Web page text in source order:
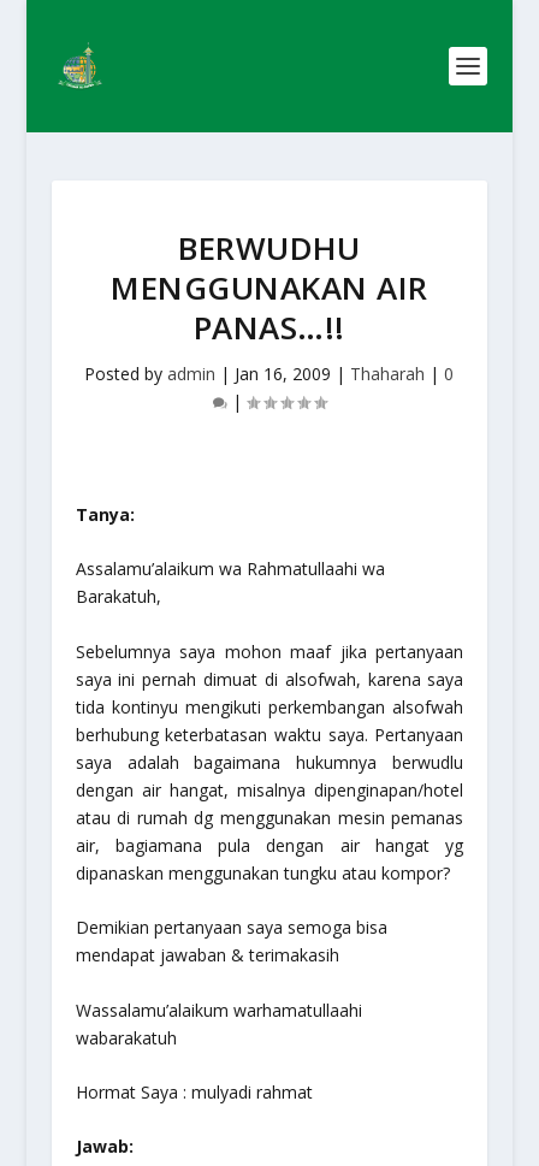
BERWUDHU
MENGGUNAKAN AIR
PANAS…!!
Posted byadmin | Jan 16, 2009 | Thaharah |0
|
Tanya:
Assalamu’alaikum wa Rahmatullaahi wa
Barakatuh,
Sebelumnya saya mohon maaf jika pertanyaan
saya ini pernah dimuat di alsofwah, karena saya
tida kontinyu mengikuti perkembangan alsofwah
berhubung keterbatasan waktu saya. Pertanyaan
saya adalah bagaimana hukumnya berwudlu
dengan air hangat, misalnya dipenginapan/hotel
atau di rumah dg menggunakan mesin pemanas
air, bagiamana pula dengan air hangat yg
dipanaskan menggunakan tungku atau kompor?
Demikian pertanyaan saya semoga bisa
mendapat jawaban & terimakasih
Wassalamu’alaikum warhamatullaahi
wabarakatuh
Hormat Saya : mulyadi rahmat
Jawab: